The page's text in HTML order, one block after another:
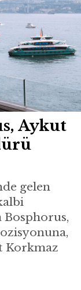
Aykut
gelen
Bosphorus,
Korkmaz